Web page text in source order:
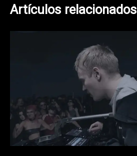
Artículos relacionados